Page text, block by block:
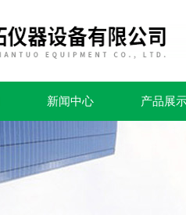
新闻中心 产品展